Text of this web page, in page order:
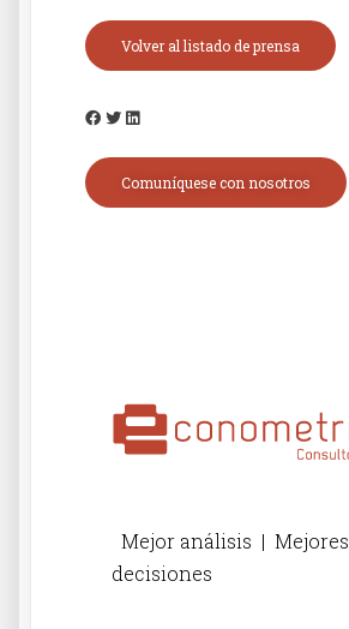
Volver al listado de prensa
Comuníquese con nosotros
Mejor análisis | Mejores
decisiones